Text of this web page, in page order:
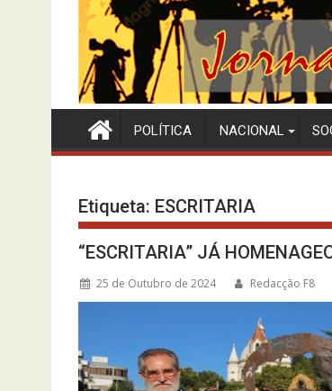
POLÍTICA NACIONAL
Etiqueta: ESCRITARIA
“ESCRITARIA” JÁ
25 de Outubro de 2024 Redacção F8